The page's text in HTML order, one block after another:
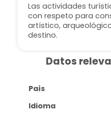
Las actividades
con respeto para
artístico,
destino.
Datos
País
Idioma